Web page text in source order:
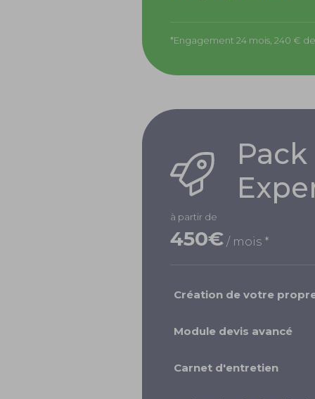
*Engagement 24 mois, 240 €
Pack
à partir de
450€ / mois *
Création de votre
Module devis avancé
Carnet d'entretien